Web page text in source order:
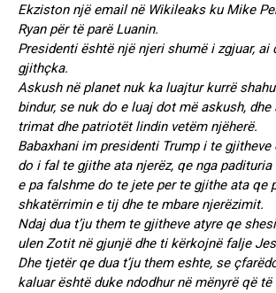
Ekziston një email në Wikileaks ku Mike
Ryan për të parë Luanin.
Presidenti është një njeri shumë i zgjuar, ai
gjithçka.
Askush në planet nuk ka luajtur kurrë
bindur, se nuk do e luaj dot më askush, dhe
trimat dhe patriotët lindin vetëm njëherë.
Babaxhani im presidenti Trump i te
do i fal te gjithe ata njerëz, qe nga
e pa falshme do te jete per te gjithe ata qe
shkatërrimin e tij dhe te mbare njerëzimit.
Ndaj dua t’ju them te gjitheve atyre qe
ulen Zotit në gjunjë dhe ti kërkojnë falje
Dhe tjetër qe dua t’ju them eshte, se
kaluar është duke ndodhur në mënyrë që